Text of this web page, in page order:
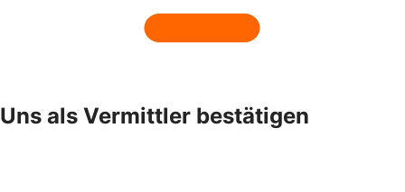
Uns als Vermittler bestätigen